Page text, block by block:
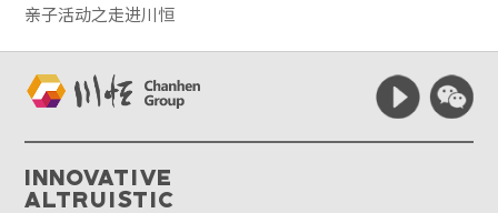
亲子活动之走进川恒
Innovative
Altruistic